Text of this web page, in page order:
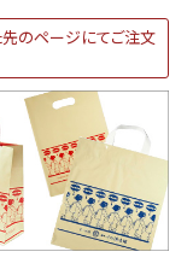
のページにてご注文